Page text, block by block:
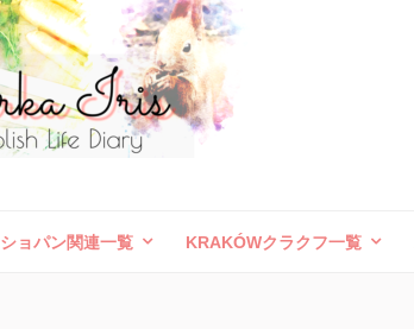
ショパン関連一覧 KRAKÓWクラクフ一覧